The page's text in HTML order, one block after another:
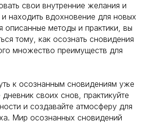
свои внутренние желания и
и находить вдохновение для новых
описанные методы и практики, вы
тому, как осознать сновидения
множество преимуществ для
к осознанным сновидениям уже
дневник своих снов, практикуйте
и создавайте атмосферу для
Мир осознанных сновидений